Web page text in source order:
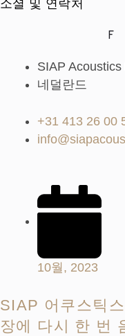
소셜 및 연락처
F
SIAP Acoustics
네덜란드
+31 413 26 00
10월, 2023
SIAP 어쿠스틱
장에 다시 한 번